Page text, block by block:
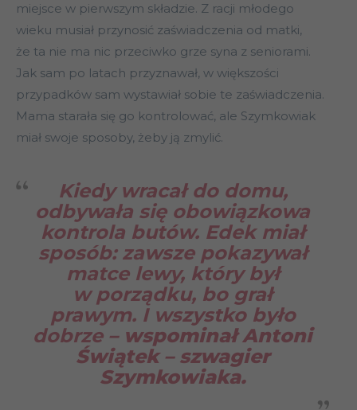
miejsce w pierwszym składzie. Z racji młodego
wieku musiał przynosić zaświadczenia od matki,
że ta nie ma nic przeciwko grze syna z seniorami.
Jak sam po latach przyznawał, w większości
przypadków sam wystawiał sobie te zaświadczenia.
Mama starała się go kontrolować, ale Szymkowiak
miał swoje sposoby, żeby ją zmylić.
Kiedy wracał do domu,
odbywała się obowiązkowa
kontrola butów. Edek miał
sposób: zawsze pokazywał
matce lewy, który był
w porządku, bo grał
prawym. I wszystko było
dobrze – wspominał Antoni
Świątek – szwagier
Szymkowiaka.